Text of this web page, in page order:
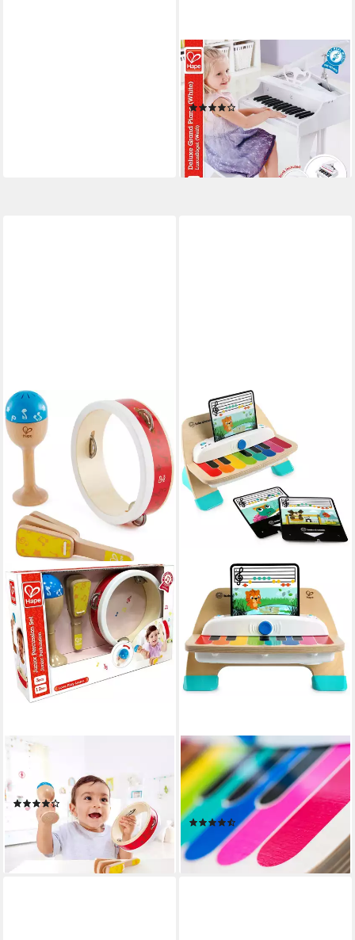
HAPE
Spielzeug-Musikinstrument
Luxusflügel, weiß
(4)
140,23 € UVP199,99 €
-30%
lieferbar - in 3-4 Werktagen bei dir
HAPE
Spielzeug-Musikinstrument
Junior Perkussion Set
(10)
16,52 € UVP22,99 €
-28%
lieferbar - in 3-4 Werktagen bei dir
BABY EINSTEIN
Spielzeug-Musikinstrument
Touch-Klavier, mit interaktiver
Elektronik-Tastatur
(12)
ab 44,59 €
lieferbar - in 7-9 Werktagen bei dir